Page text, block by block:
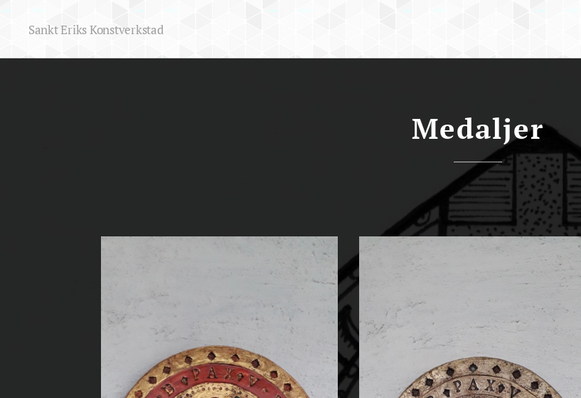
Sankt Eriks Konstverkstad
Medaljer